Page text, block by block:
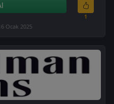
1
Ocak 2025